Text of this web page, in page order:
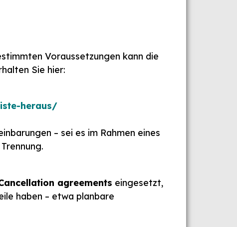
Voraussetzungen kann die
Sie hier:
heraus/
– sei es im Rahmen eines
agreements eingesetzt,
haben – etwa planbare